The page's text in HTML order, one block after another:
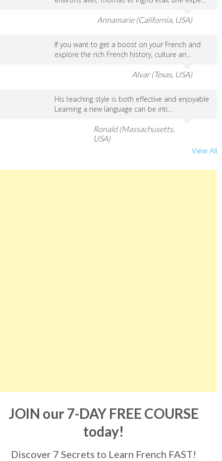
Annamarie (California, USA)
If you want to get a boost on your French and
explore the rich French history, culture an...
Alvar (Texas, USA)
His teaching style is both effective and enjoyable
Learning a new language can be inti...
Ronald (Massachusetts,
USA)
View All
JOIN our 7-DAY FREE COURSE
today!
Discover 7 Secrets to Learn French FAST!